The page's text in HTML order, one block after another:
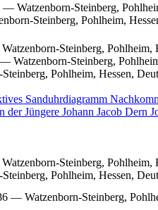
— Watzenborn-Steinberg,
Steinberg, Pohlheim,
Watzenborn-Steinberg, Pohlheim,
— Watzenborn-Steinberg,
Pohlheim, Hessen,
Sanduhrdiagramm
der Jüngere Johann Jacob Dern
Watzenborn-Steinberg, Pohlheim,
Pohlheim, Hessen,
— Watzenborn-Steinberg,